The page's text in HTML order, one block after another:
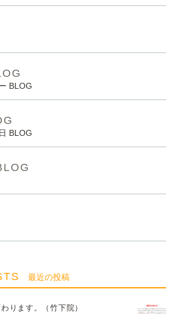
BLOG
BLOG
最近の投稿
ります。（竹下院）